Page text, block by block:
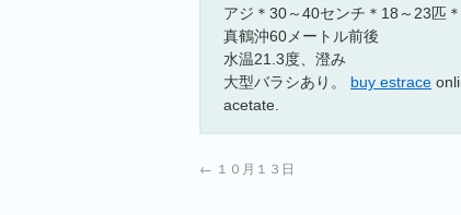
アジ＊30～40センチ＊18～23匹＊
真鶴沖60メートル前後
水温21.3度、澄み
大型バラシあり。 buy estrace
acetate.
← １０月１３日